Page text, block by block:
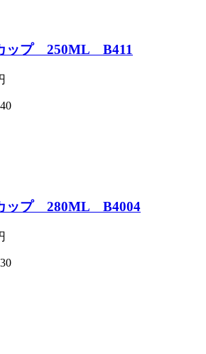
ップ 250ML B411
ップ 280ML B4004